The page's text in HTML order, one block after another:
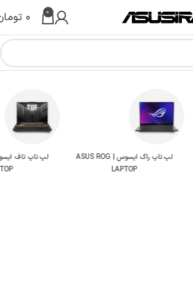
0 ۰
لپ تاپ پرو آرت | ASUS PRO ART
LAPTOP